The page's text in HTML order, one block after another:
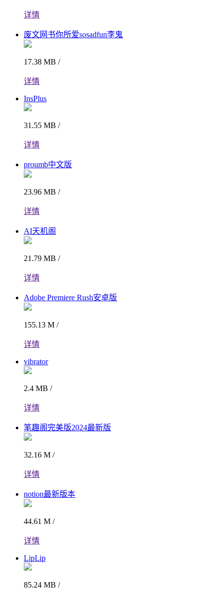
详情
废文网书你所爱sosadfun李鬼
17.38 MB /
详情
InsPlus
31.55 MB /
详情
proumb中文版
23.96 MB /
详情
AI天机阁
21.79 MB /
详情
Adobe Premiere Rush安卓版
155.13 M /
详情
vibrator
2.4 MB /
详情
笔趣阁完美版2024最新版
32.16 M /
详情
notion最新版本
44.61 M /
详情
LipLip
85.24 MB /